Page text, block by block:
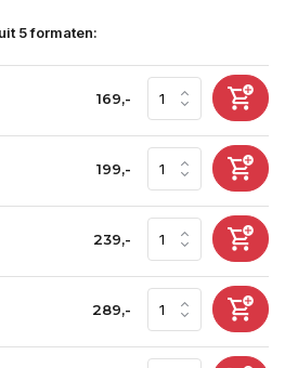
5 formaten:
169,-
199,-
239,-
289,-